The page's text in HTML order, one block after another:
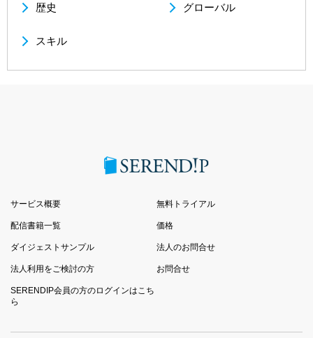
歴史 グローバル
スキル
サービス概要
配信書籍一覧
ダイジェストサンプル
法人利用をご検討の方
SERENDIP会員の方のログインはこち
ら
無料トライアル
価格
法人のお問合せ
お問合せ